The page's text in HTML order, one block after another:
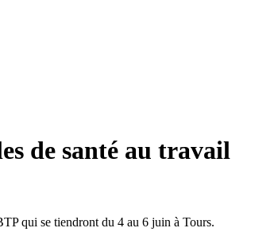
de santé au travail
qui se tiendront du 4 au 6 juin à Tours.